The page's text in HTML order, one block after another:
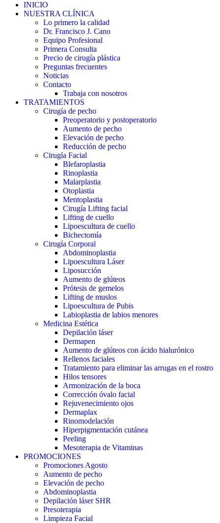
INICIO
NUESTRA CLÍNICA
Lo primero la calidad
Dr. Francisco J. Cano
Equipo Profesional
Primera Consulta
Precio de cirugía plástica
Preguntas frecuentes
Noticias
Contacto
Trabaja con nosotros
TRATAMIENTOS
Cirugía de pecho
Preoperatorio y postoperatorio
Aumento de pecho
Elevación de pecho
Reducción de pecho
Cirugía Facial
Blefaroplastia
Rinoplastia
Malarplastia
Otoplastia
Mentoplastia
Cirugía Lifting facial
Lifting de cuello
Lipoescultura de cuello
Bichectomía
Cirugía Corporal
Abdominoplastia
Lipoescultura Láser
Liposucción
Aumento de glúteos
Prótesis de gemelos
Lifting de muslos
Lipoescultura de Pubis
Labioplastia de labios menores
Medicina Estética
Depilación láser
Dermapen
Aumento de glúteos con ácido hialurónico
Rellenos faciales
Tratamiento para eliminar las arrugas en el rostro
Hilos tensores
Armonización de la boca
Corrección óvalo facial
Rejuvenecimiento ojos
Dermaplax
Rinomodelación
Hiperpigmentación cutánea
Peeling
Mesoterapia de Vitaminas
PROMOCIONES
Promociones Agosto
Aumento de pecho
Elevación de pecho
Abdominoplastia
Depilación láser SHR
Presoterapia
Limpieza Facial